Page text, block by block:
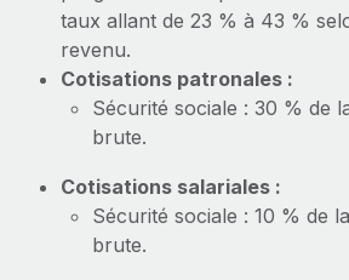
En savoir plus
taux allant de 23 % à 43 %
revenu.
Cotisations patronales :
Sécurité sociale : 30 % de
brute.
Cotisations salariales :
Sécurité sociale : 10 % de
brute.